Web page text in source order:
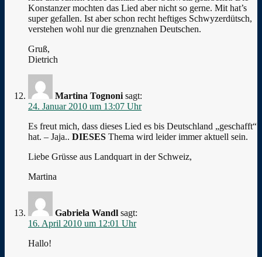
Konstanzer mochten das Lied aber nicht so gerne. Mit hat’s
super gefallen. Ist aber schon recht heftiges Schwyzerdütsch,
verstehen wohl nur die grenznahen Deutschen.
Gruß,
Dietrich
Martina Tognoni sagt:
24. Januar 2010 um 13:07 Uhr
Es freut mich, dass dieses Lied es bis Deutschland „geschafft“
hat. – Jaja.. DIESES Thema wird leider immer aktuell sein.
Liebe Grüsse aus Landquart in der Schweiz,
Martina
Gabriela Wandl sagt:
16. April 2010 um 12:01 Uhr
Hallo!